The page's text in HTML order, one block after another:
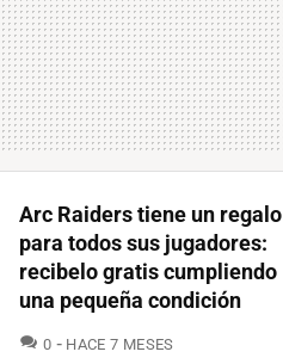
Arc Raiders tiene un regalo
para todos sus jugadores:
recibelo gratis cumpliendo
una pequeña condición
0 COMENTARIOS
HACE 7 MESES